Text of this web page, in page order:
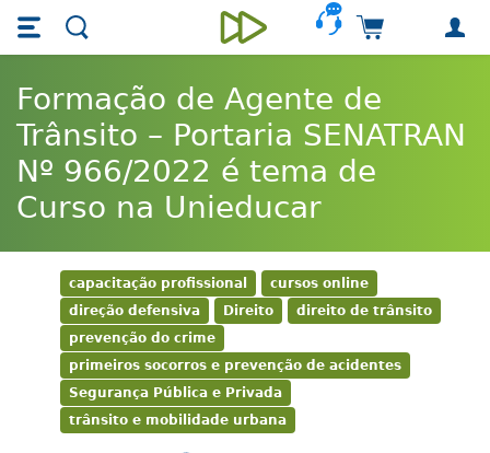
Skip main navigation
Skip to main content
Unieducar
Carrinho de
Formação de Agente de
Trânsito – Portaria SENATRAN
Nº 966/2022 é tema de
Curso na Unieducar
capacitação profissional
cursos online
direção defensiva
Direito
direito de trânsito
prevenção do crime
primeiros socorros e prevenção de acidentes
Segurança Pública e Privada
trânsito e mobilidade urbana